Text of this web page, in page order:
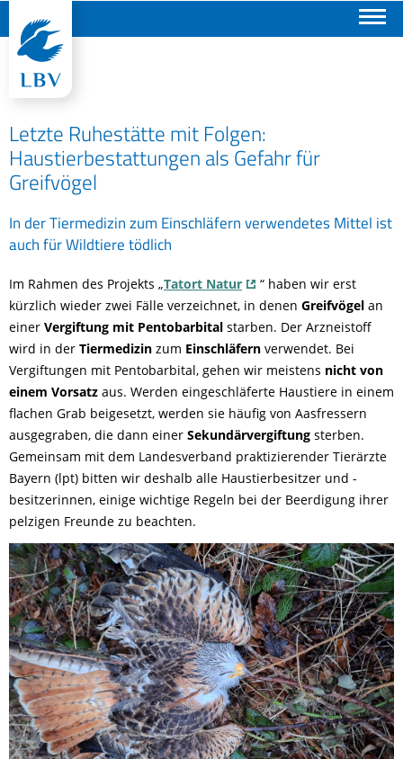
Letzte Ruhestätte mit Folgen:
Haustierbestattungen als Gefahr für
Greifvögel
In der Tiermedizin zum Einschläfern verwendetes Mittel ist
auch für Wildtiere tödlich
Im Rahmen des Projekts „Tatort Natur
“ haben wir erst
kürzlich wieder zwei Fälle verzeichnet, in denen Greifvögel an
einer Vergiftung mit Pentobarbital starben. Der Arzneistoff
wird in der Tiermedizin zum Einschläfern verwendet. Bei
Vergiftungen mit Pentobarbital, gehen wir meistens nicht von
einem Vorsatz aus. Werden eingeschläferte Haustiere in einem
flachen Grab beigesetzt, werden sie häufig von Aasfressern
ausgegraben, die dann einer Sekundärvergiftung sterben.
Gemeinsam mit dem Landesverband praktizierender Tierärzte
Bayern (lpt) bitten wir deshalb alle Haustierbesitzer und -
besitzerinnen, einige wichtige Regeln bei der Beerdigung ihrer
pelzigen Freunde zu beachten.